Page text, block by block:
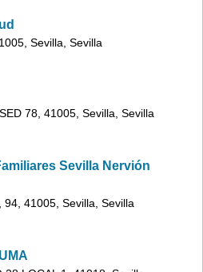
Sevilla, Sevilla
78, 41005, Sevilla, Sevilla
Sevilla Nervión
41005, Sevilla, Sevilla